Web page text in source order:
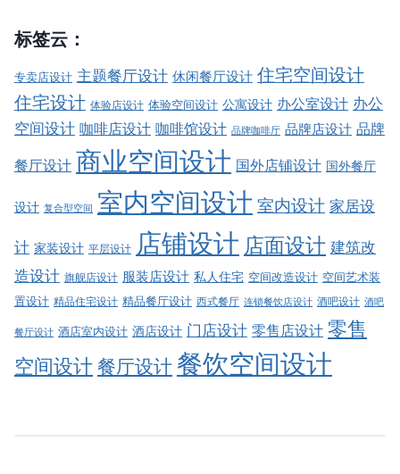
标签云：
专卖店设计 主题餐厅设计 休闲餐厅设计 住宅空间设计
住宅设计 体验店设计 体验空间设计 公寓设计 办公室设计 办公
空间设计 咖啡店设计 咖啡馆设计 品牌咖啡厅 品牌店设计 品牌
餐厅设计 商业空间设计 国外店铺设计 国外餐厅
设计 复合型空间 室内空间设计 室内设计 家居设
计 家装设计 平层设计 店铺设计 店面设计 建筑改
造设计 旗舰店设计 服装店设计 私人住宅 空间改造设计 空间艺术装
置设计 精品住宅设计 精品餐厅设计 西式餐厅 连锁餐饮店设计 酒吧设计 酒吧
餐厅设计 酒店室内设计 酒店设计 门店设计 零售店设计 零售
空间设计餐厅设计 餐饮空间设计